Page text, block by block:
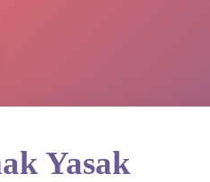
Yasak